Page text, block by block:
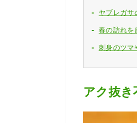
ヤブレガサ
春の訪れを
刺身のツマ
アク抜き